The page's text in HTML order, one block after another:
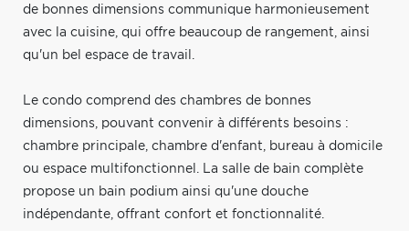
de bonnes dimensions communique harmonieusement
avec la cuisine, qui offre beaucoup de rangement, ainsi
qu'un bel espace de travail.
Le condo comprend des chambres de bonnes
dimensions, pouvant convenir à différents besoins :
chambre principale, chambre d'enfant, bureau à domicile
ou espace multifonctionnel. La salle de bain complète
propose un bain podium ainsi qu'une douche
indépendante, offrant confort et fonctionnalité.